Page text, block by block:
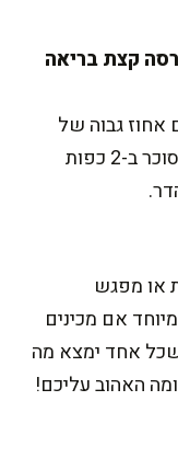
קצת בריאה
אחוז גבוה של
קקאו יעשה את העבודה. גם החלפת הסוכר ב-2 כפות
או מפגש
אם מכינים
שכל אחד ימצא מה
האהוב עליכם!